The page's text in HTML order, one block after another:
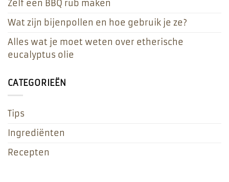
Zelf een BBQ rub maken
Wat zijn bijenpollen en hoe gebruik je ze?
Alles wat je moet weten over etherische
eucalyptus olie
CATEGORIEËN
Tips
Ingrediënten
Recepten